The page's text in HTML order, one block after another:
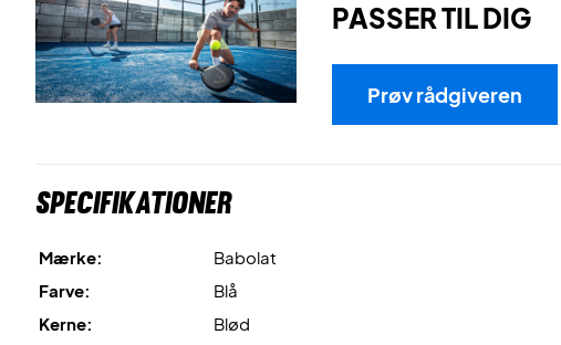
PASSER TIL DIG
Prøv rådgiveren
Specifikationer
Mærke:
Babolat
Farve:
Blå
Kerne:
Blød